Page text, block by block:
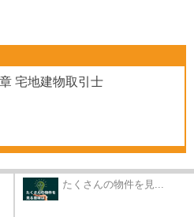
宅地建物取引士
たくさんの物件を見...